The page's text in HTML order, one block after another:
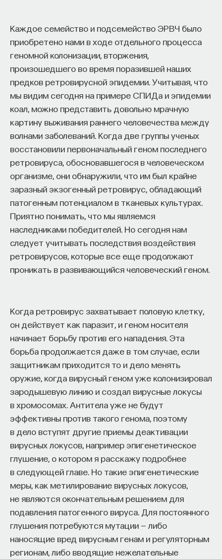
Каждое семейство и подсемейство ЭРВЧ было
приобретено нами в ходе отдельного процесса
геномной колонизации, вторжения,
произошедшего во время поразившей наших
предков ретровирусной эпидемии. Учитывая, что
мы видим сегодня на примере СПИДа и эпидемии
коал, можно представить довольно мрачную
картину выживания раннего человечества между
волнами заболеваний. Когда две группы ученых
восстановили первоначальный геном последнего
ретровируса, обосновавшегося в человеческом
организме, они обнаружили, что им был крайне
заразный экзогенный ретровирус, обладающий
патогенным потенциалом в тканевых культурах.
Приятно понимать, что мы являемся
наследниками победителей. Но сегодня нам
следует учитывать последствия воздействия
ретровирусов, которые все еще продолжают
проникать в развивающийся человеческий геном.
Когда ретровирус захватывает половую клетку,
он действует как паразит, и геном носителя
начинает борьбу против его нападения. Эта
борьба продолжается даже в том случае, если
защитникам приходится то и дело менять
оружие, когда вирусный геном уже колонизировал
зародышевую линию и создал вирусные локусы
в хромосомах. Антитела уже не будут
эффективны против такого генома, поэтому
в дело вступят другие приемы деактивации
вирусных локусов, например эпигенетическое
глушение, о котором я расскажу подробнее
в следующей главе. Но такие эпигенетические
меры, как метилирование вирусных локусов,
не являются окончательным решением для
подавления патогенного вируса. Для постоянного
глушения потребуются мутации — либо
наносящие вред вирусным генам и регуляторным
регионам, либо вводящие нежелательные